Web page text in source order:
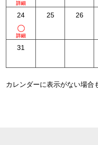
詳細
24
詳細
25 26
31
カレンダーに表示がない場合